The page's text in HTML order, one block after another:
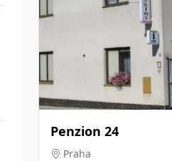
Penzion 24
Praha